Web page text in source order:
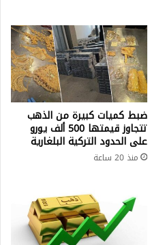
ضبط كميات كبيرة من الذهب
تتجاوز قيمتها 500 ألف يورو
على الحدود التركية البلغارية
منذ 20 ساعة